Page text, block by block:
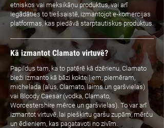
etniskos vai meksikāņu produktus, vai arī
iegādāties to tiešsaistē, izmantojot e-komercijas
platformas, kas piedāvā starptautiskus produktus.
Kā izmantot Clamato virtuvē?
Papildus tam, ka to patērē kā dzērienu, Clamato
bieži izmanto kā bāzi kokteiļiem, piemēram,
michelada (alus, Clamato, laims un garšvielas)
vai Bloody Caesar (vodka, Clamato,
Worcestershire mērce un garšvielas). To var arī
izmantot virtuvē, lai piešķirtu garšu zupām, mērču
un ēdieniem, kas pagatavoti no zivīm.